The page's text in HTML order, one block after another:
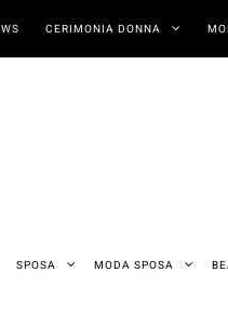
CERIMONIA DONNA
SPOSA MODA SPOSA